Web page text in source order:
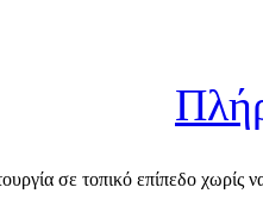
σε τοπικό επίπεδο χωρίς